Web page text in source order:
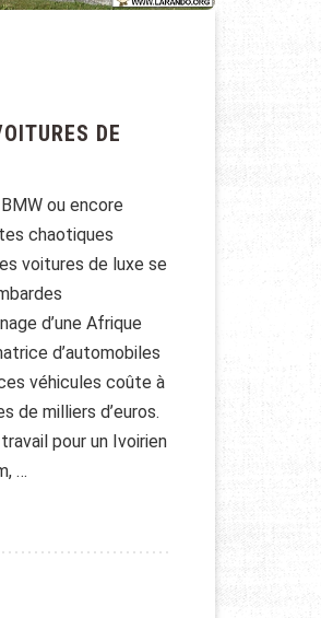
DE
ou encore
chaotiques
voitures de luxe se
d’une Afrique
d’automobiles
véhicules coûte à
de milliers d’euros.
pour un Ivoirien
…
DES VOITURES DE LUXE EN AFRIQUE